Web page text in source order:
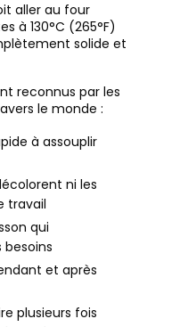
aller au four
à 130°C (265°F)
solide et
reconnus par les
le monde :
à assouplir
ni les
travail
qui
et après
plusieurs fois